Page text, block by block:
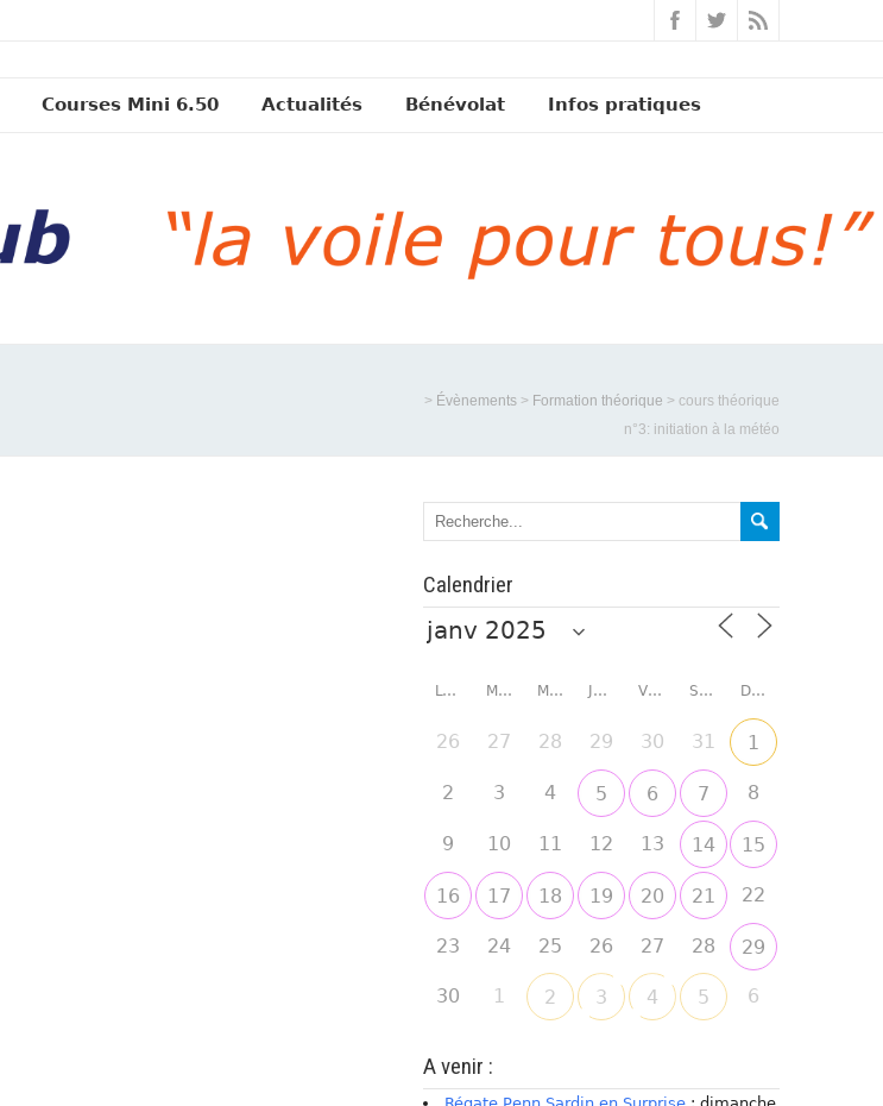
Courses Mini 6.50 Actualités Bénévolat Infos pratiques
> Évènements > Formation théorique > cours théorique
n°3: initiation à la météo
Calendrier
LUNDI MARDI MERCREDI JEUDI VENDREDI SAMEDI DIMANCHE
26 27 28 29 30 31 1
2 3 4 5 6 7 8
9 10 11 12 13 14 15
16 17 18 19 20 21 22
23 24 25 26 27 28 29
30 1 2 3 4 5 6
A venir :